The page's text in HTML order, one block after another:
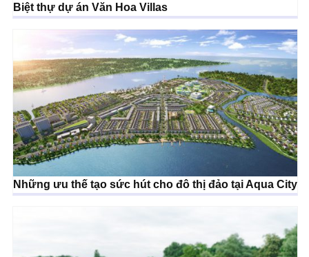
Biệt thự dự án Văn Hoa Villas
Những ưu thế tạo sức hút cho đô thị đảo tại Aqua City